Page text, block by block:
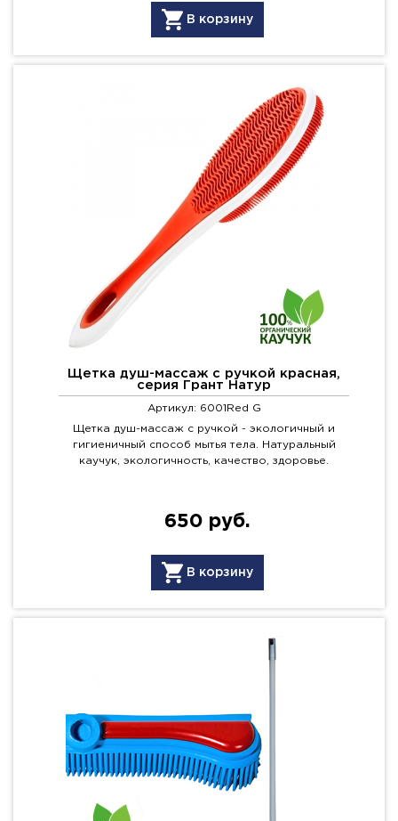
В корзину
Щетка душ-массаж с ручкой красная,
серия Грант Натур
Артикул: 6001Red G
Щетка душ-массаж с ручкой - экологичный и
гигиеничный способ мытья тела. Натуральный
каучук, экологичность, качество, здоровье.
650 руб.
В корзину